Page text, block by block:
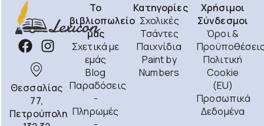
Θεσσαλίας
77,
Πετρούπολη
Το
βιβλιοπωλείο
μας
Σχετικά με
εμάς
Blog
Παραδόσεις
-
Πληρωμές
Κατηγορίες
Σχολικές
Τσάντες
Παιχνίδια
Paint by
Numbers
Χρήσιμοι
Σύνδεσμοι
Όροι &
Πολιτική
Cookie
(EU)
Προσωπικά
Δεδομένα